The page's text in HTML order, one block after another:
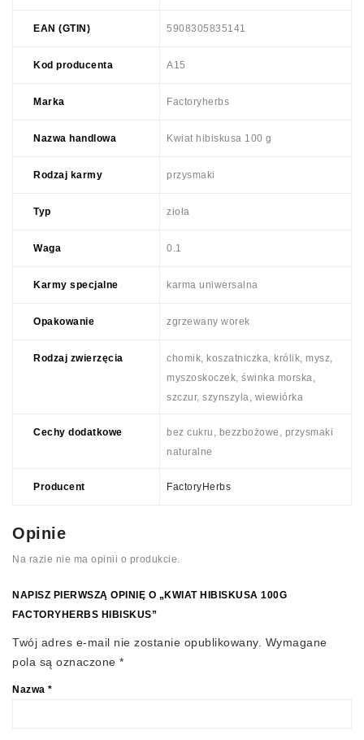
EAN (GTIN) 5908305835141
Kod producenta A15
Marka Factoryherbs
Nazwa handlowa Kwiat hibiskusa 100 g
Rodzaj karmy przysmaki
Typ zioła
Waga 0.1
Karmy specjalne karma uniwersalna
Opakowanie zgrzewany worek
Rodzaj zwierzęcia
chomik, koszatniczka, królik, mysz,
myszoskoczek, świnka morska,
szczur, szynszyla, wiewiórka
Cechy dodatkowe
bez cukru, bezzbożowe, przysmaki
naturalne
Producent FactoryHerbs
Opinie
Na razie nie ma opinii o produkcie.
NAPISZ PIERWSZĄ OPINIĘ O „KWIAT HIBISKUSA 100G
FACTORYHERBS HIBISKUS”
Twój adres e-mail nie zostanie opublikowany. Wymagane
pola są oznaczone *
Nazwa *